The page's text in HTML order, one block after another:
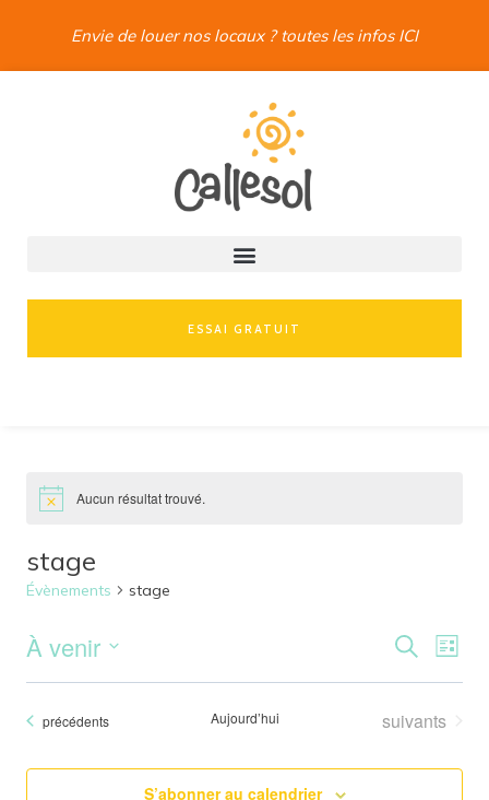
Envie de louer nos locaux ? toutes les infos ICI
ESSAI GRATUIT
Aucun résultat trouvé.
stage
Évènements stage
Recherche
de
Liste
À venir
date.
Évènements
précédents Aujourd’hui Évènements
suivants
S’abonner au calendrier